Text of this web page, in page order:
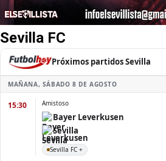
Sevilla FC